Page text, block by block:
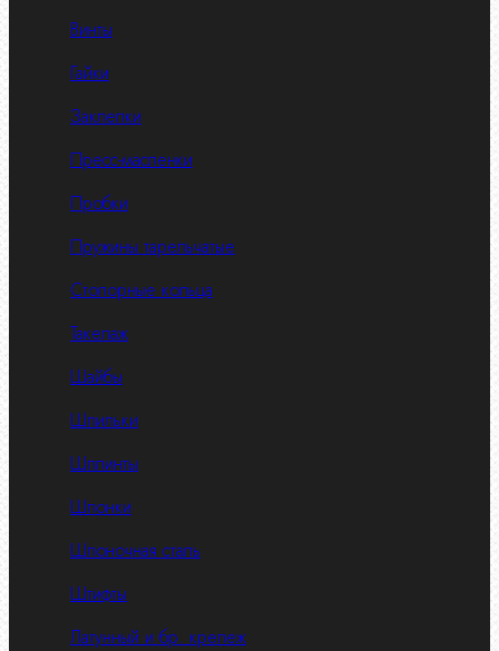
Винты
Гайки
Заклепки
Пресс-масленки
Пробки
Пружины тарельчатые
Стопорные кольца
Такелаж
Шайбы
Шпильки
Шплинты
Шпонки
Шпоночная сталь
Штифты
Латунный и бр. крепеж